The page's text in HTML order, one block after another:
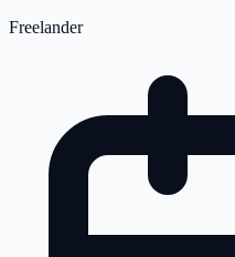
Freelander